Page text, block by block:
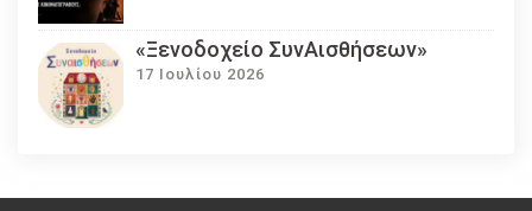
«Ξενοδοχείο ΣυνΑισθήσεων»
17 Ιουλίου 2026